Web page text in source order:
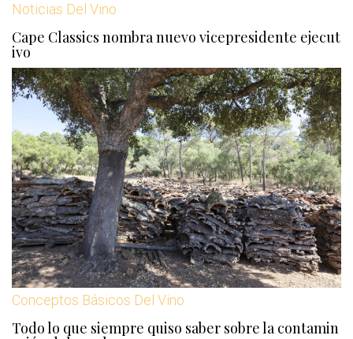
Noticias Del Vino
Cape Classics nombra nuevo vicepresidente ejecut
ivo
Conceptos Básicos Del Vino
Todo lo que siempre quiso saber sobre la contamin